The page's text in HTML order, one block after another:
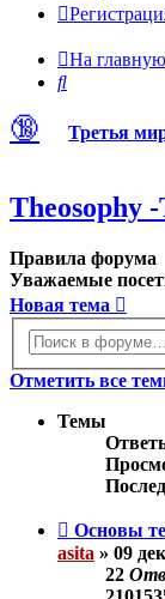
На
Поиск
🔞 Третья
Theosophy
Правила форума
Уважаемые
Новая тема
Отметить все
Темы
Основы
asita » 09
22